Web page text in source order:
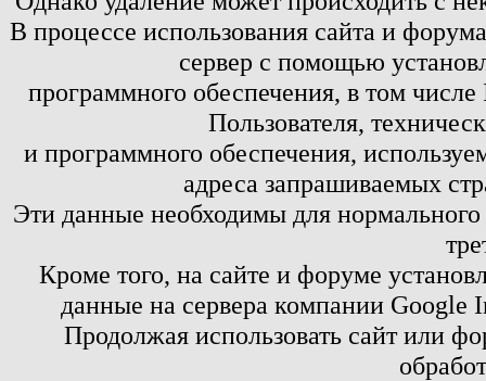
В процессе использования сайта и
сервер с помощью
программного обеспечения, в том
Пользователя,
и программного обеспечения,
адреса запрашиваемых
Эти данные необходимы для
Кроме того, на сайте и форуме
данные на сервера компании
Продолжая использовать сайт или